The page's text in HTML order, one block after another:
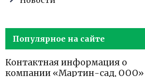
Популярное на сайте
Контактная информация о
компании «Мартин-сад, ООО»